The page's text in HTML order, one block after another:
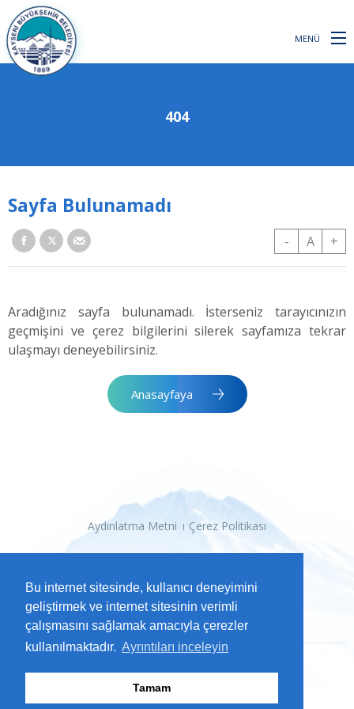
Bu internet sitesinde, kullanıcı deneyimini
geliştirmek ve internet sitesinin verimli
çalışmasını sağlamak amacıyla çerezler
kullanılmaktadır. Ayrıntıları inceleyin
Tamam
MENÜ
404
Sayfa Bulunamadı
- A +
Aradığınız sayfa bulunamadı. İsterseniz tarayıcınızın
geçmişini ve çerez bilgilerini silerek sayfamıza tekrar
ulaşmayı deneyebilirsiniz.
Anasayfaya
Aydınlatma Metni Çerez Politikası
2026 Kayseri Büyükşehir Belediyesi